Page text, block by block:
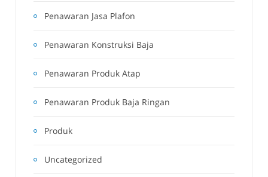
Penawaran Jasa Plafon
Penawaran Konstruksi Baja
Penawaran Produk Atap
Penawaran Produk Baja Ringan
Produk
Uncategorized